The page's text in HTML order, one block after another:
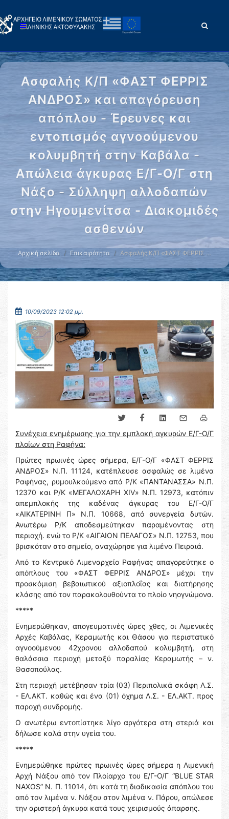
Ασφαλής Κ/Π «ΦΑΣΤ ΦΕΡΡΙΣ
ΑΝΔΡΟΣ» και απαγόρευση
απόπλου - Έρευνες και
εντοπισμός αγνοούμενου
κολυμβητή στην Καβάλα -
Απώλεια άγκυρας Ε/Γ-Ο/Γ στη
Νάξο - Σύλληψη αλλοδαπών
στην Ηγουμενίτσα - Διακομιδές
ασθενών
Αρχική σελίδα Επικαιρότητα Ασφαλής Κ/Π «ΦΑΣΤ ΦΕΡΡΙΣ …
10/09/2023 12:02 μμ.
Συνέχεια ενημέρωσης για την εμπλοκή αγκυρών Ε/Γ-Ο/Γ
πλοίων στη Ραφήνα:
Πρώτες πρωινές ώρες σήμερα, Ε/Γ-Ο/Γ «ΦΑΣΤ ΦΕΡΡΙΣ
ΑΝΔΡΟΣ» Ν.Π. 11124, κατέπλευσε ασφαλώς σε λιμένα
Ραφήνας, ρυμουλκούμενο από Ρ/Κ «ΠΑΝΤΑΝΑΣΣΑ» Ν.Π.
12370 και Ρ/Κ «ΜΕΓΑΛΟΧΑΡΗ XIV» Ν.Π. 12973, κατόπιν
απεμπλοκής της καδένας άγκυρας του Ε/Γ-Ο/Γ
«ΑΙΚΑΤΕΡΙΝΗ Π» Ν.Π. 10668, από συνεργεία δυτών.
Ανωτέρω Ρ/Κ αποδεσμεύτηκαν παραμένοντας στη
περιοχή. ενώ το Ρ/Κ «ΑΙΓΑΙΟΝ ΠΕΛΑΓΟΣ» Ν.Π. 12753, που
βρισκόταν στο σημείο, αναχώρησε για λιμένα Πειραιά.
Από το Κεντρικό Λιμεναρχείο Ραφήνας απαγορεύτηκε ο
απόπλους του «ΦΑΣΤ ΦΕΡΡΙΣ ΑΝΔΡΟΣ» μέχρι την
προσκόμιση βεβαιωτικού αξιοπλοΐας και διατήρησης
κλάσης από τον παρακολουθούντα το πλοίο νηογνώμονα.
*****
Ενημερώθηκαν, απογευματινές ώρες χθες, οι Λιμενικές
Αρχές Καβάλας, Κεραμωτής και Θάσου για περιστατικό
αγνοούμενου 42χρονου αλλοδαπού κολυμβητή, στη
θαλάσσια περιοχή μεταξύ παραλίας Κεραμωτής – ν.
Θασοπούλας.
Στη περιοχή μετέβησαν τρία (03) Περιπολικά σκάφη Λ.Σ.
- ΕΛ.ΑΚΤ. καθώς και ένα (01) όχημα Λ.Σ. - ΕΛ.ΑΚΤ. προς
παροχή συνδρομής.
Ο ανωτέρω εντοπίστηκε λίγο αργότερα στη στεριά και
δήλωσε καλά στην υγεία του.
*****
Ενημερώθηκε πρώτες πρωινές ώρες σήμερα η Λιμενική
Αρχή Νάξου από τον Πλοίαρχο του Ε/Γ-Ο/Γ “BLUE STAR
NAXOS” N. Π. 11014, ότι κατά τη διαδικασία απόπλου του
από τον λιμένα ν. Νάξου στον λιμένα ν. Πάρου, απώλεσε
την αριστερή άγκυρα κατά τους χειρισμούς άπαρσης.